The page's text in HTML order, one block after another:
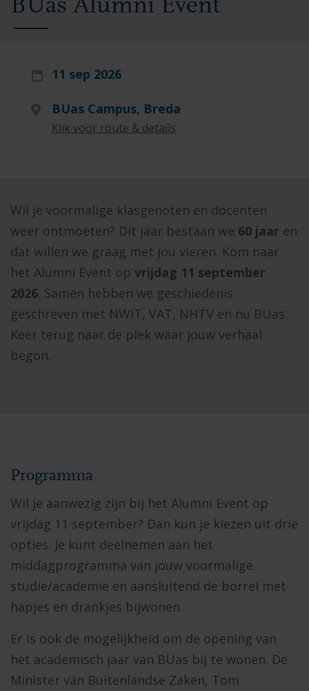
BUas Alumni Event
11 sep 2026
BUas Campus, Breda
Klik voor route & details
Wil je voormalige klasgenoten en docenten
weer ontmoeten? Dit jaar bestaan we 60 jaar en
dat willen we graag met jou vieren. Kom naar
het Alumni Event op vrijdag 11 september
2026. Samen hebben we geschiedenis
geschreven met NWIT, VAT, NHTV en nu BUas.
Keer terug naar de plek waar jouw verhaal
begon.
Programma
Wil je aanwezig zijn bij het Alumni Event op
vrijdag 11 september? Dan kun je kiezen uit drie
opties. Je kunt deelnemen aan het
middagprogramma van jouw voormalige
studie/academie en aansluitend de borrel met
hapjes en drankjes bijwonen.
Er is ook de mogelijkheid om de opening van
het academisch jaar van BUas bij te wonen. De
Minister van Buitenlandse Zaken, Tom